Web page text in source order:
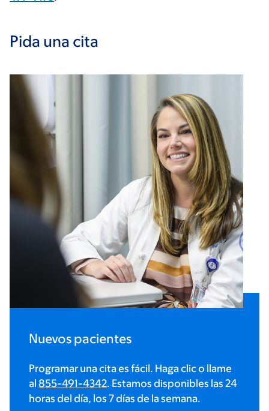
Pida una cita
Nuevos pacientes
Programar una cita es fácil. Haga clic o llame
al 855-491-4342. Estamos disponibles las 24
horas del día, los 7 días de la semana.